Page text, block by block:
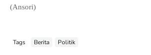
(Ansori)
Tags Berita Politik